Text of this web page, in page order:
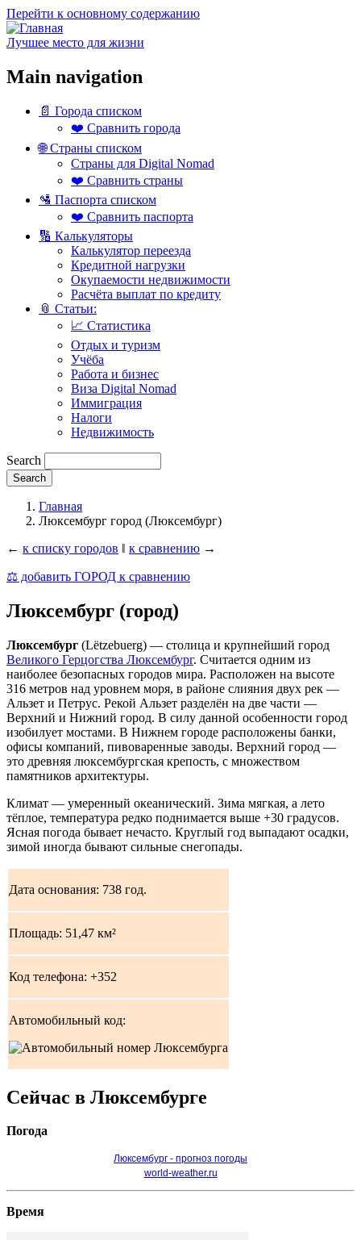
Перейти к основному содержанию
Лучшее место для жизни
Main navigation
📄 Города списком
❤️ Сравнить города
🌐 Страны списком
Страны для Digital Nomad
❤️ Сравнить страны
🛂 Паспорта списком
❤️ Сравнить паспорта
🔢 Калькуляторы
Калькулятор переезда
Кредитной нагрузки
Окупаемости недвижимости
Расчёта выплат по кредиту
📎 Статьи:
📈 Статистика
Отдых и туризм
Учёба
Работа и бизнес
Виза Digital Nomad
Иммиграция
Налоги
Недвижимость
Search
Главная
Люксембург город (Люксембург)
← к списку городов ‖ к сравнению →
⚖️ добавить ГОРОД к сравнению
Люксембург (город)
Люксембург (Lëtzebuerg) — столица и крупнейший город
Великого Герцогства Люксембург. Считается одним из
наиболее безопасных городов мира. Расположен на высоте
316 метров над уровнем моря, в районе слияния двух рек —
Альзет и Петрус. Рекой Альзет разделён на две части —
Верхний и Нижний город. В силу данной особенности город
изобилует мостами. В Нижнем городе расположены банки,
офисы компаний, пивоваренные заводы. Верхний город —
это древняя люксембургская крепость, с множеством
памятников архитектуры.
Климат — умеренный океанический. Зима мягкая, а лето
тёплое, температура редко поднимается выше +30 градусов.
Ясная погода бывает нечасто. Круглый год выпадают осадки,
зимой иногда бывают сильные снегопады.
Дата основания: 738 год.
Площадь: 51,47 км²
Код телефона: +352
Автомобильный код:
Сейчас в Люксембурге
Погода
Люксембург - прогноз погоды
world-weather.ru
Время